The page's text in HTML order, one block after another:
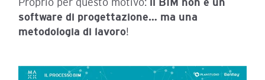
Proprio per questo motivo: il BIM non è un
software di progettazione… ma una
metodologia di lavoro!